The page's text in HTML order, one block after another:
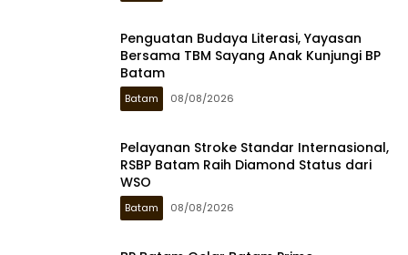
Penguatan Budaya Literasi, Yayasan
Bersama TBM Sayang Anak Kunjungi BP
Batam
Batam 08/08/2026
Pelayanan Stroke Standar Internasional,
RSBP Batam Raih Diamond Status dari
WSO
Batam 08/08/2026